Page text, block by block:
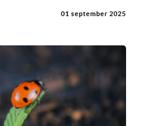
01 september 2025